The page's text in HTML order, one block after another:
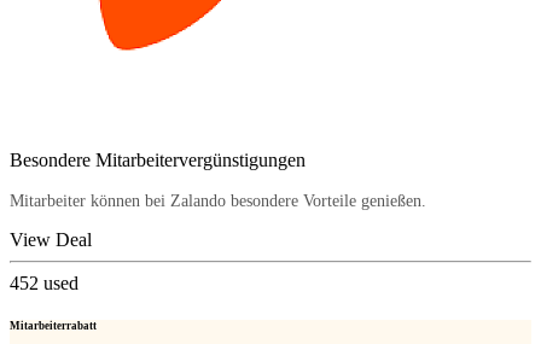
Besondere Mitarbeitervergünstigungen
Mitarbeiter können bei Zalando besondere Vorteile genießen.
View Deal
452 used
Mitarbeiterrabatt